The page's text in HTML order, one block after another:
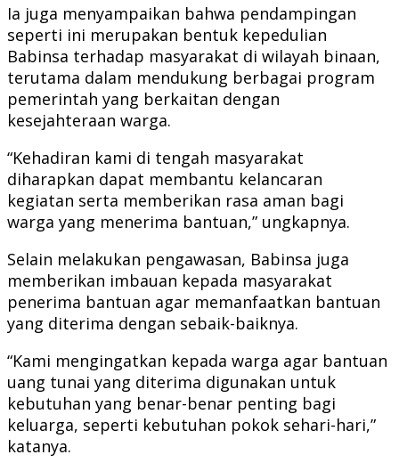
Ia juga menyampaikan bahwa pendampingan
seperti ini merupakan bentuk kepedulian
Babinsa terhadap masyarakat di wilayah binaan,
terutama dalam mendukung berbagai program
pemerintah yang berkaitan dengan
kesejahteraan warga.
“Kehadiran kami di tengah masyarakat
diharapkan dapat membantu kelancaran
kegiatan serta memberikan rasa aman bagi
warga yang menerima bantuan,” ungkapnya.
Selain melakukan pengawasan, Babinsa juga
memberikan imbauan kepada masyarakat
penerima bantuan agar memanfaatkan bantuan
yang diterima dengan sebaik-baiknya.
“Kami mengingatkan kepada warga agar bantuan
uang tunai yang diterima digunakan untuk
kebutuhan yang benar-benar penting bagi
keluarga, seperti kebutuhan pokok sehari-hari,”
katanya.